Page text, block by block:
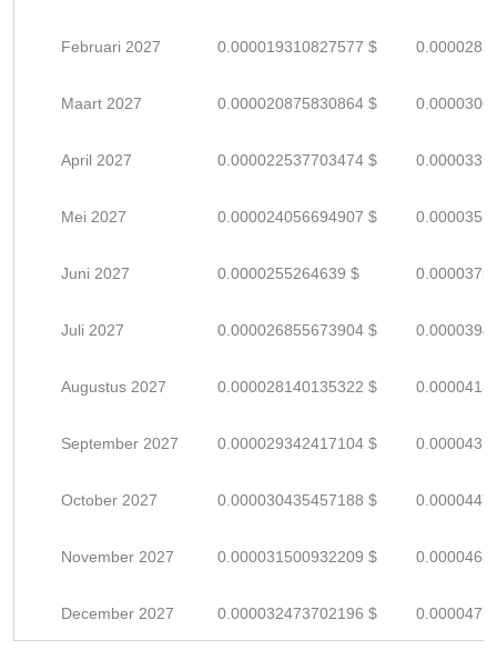
Februari 2027 0.000019310827577 $
Maart 2027 0.000020875830864 $
April 2027 0.000022537703474 $
Mei 2027 0.000024056694907 $
Juni 2027 0.0000255264639 $
Juli 2027 0.000026855673904 $
Augustus 2027 0.000028140135322 $
September 2027 0.000029342417104 $
October 2027 0.000030435457188 $
November 2027 0.000031500932209 $
December 2027 0.000032473702196 $